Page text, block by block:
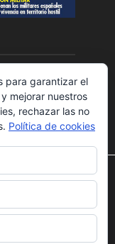
experiencia en
o
para garantizar el
mejorar nuestros
rechazar las no
Política de cookies